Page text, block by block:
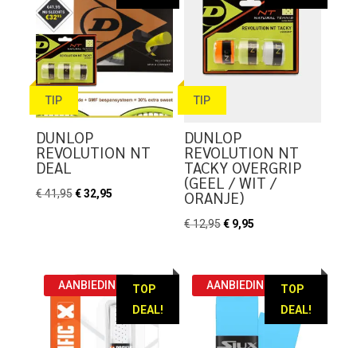
TIP
DUNLOP
REVOLUTION NT
DEAL
€41,95 Oorspronkelijke
€32,95Huidige
TIP
DUNLOP
REVOLUTION NT
TACKY OVERGRIP
(GEEL / WIT /
ORANJE)
€12,95Oorspronkelijke
€ 12,95.
€ 9,95
€ 9,95.
TOP
DEAL!
AANBIEDING!
TOP
DEAL!
AANBIEDING!